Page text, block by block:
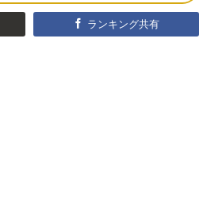
ランキング共有